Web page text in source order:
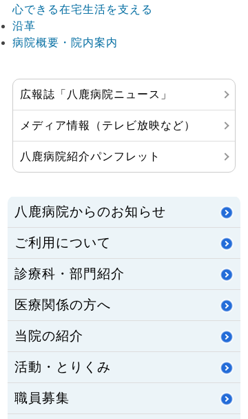
心できる在宅生活を支える
沿革
病院概要・院内案内
広報誌「八鹿病院ニュース」
メディア情報（テレビ放映など）
八鹿病院紹介パンフレット
八鹿病院からのお知らせ
ご利用について
診療科・部門紹介
医療関係の方へ
当院の紹介
活動・とりくみ
職員募集